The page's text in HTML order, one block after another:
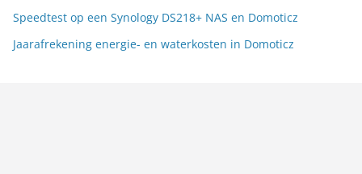
Speedtest op een Synology DS218+ NAS en Domoticz
Jaarafrekening energie- en waterkosten in Domoticz